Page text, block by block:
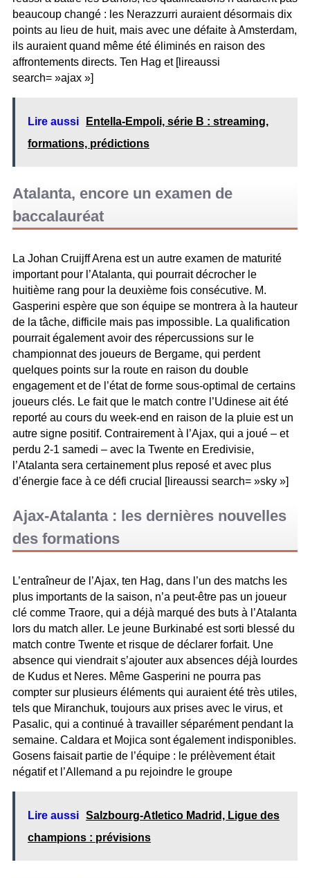
beaucoup changé : les Nerazzurri auraient désormais dix
points au lieu de huit, mais avec une défaite à Amsterdam,
ils auraient quand même été éliminés en raison des
affrontements directs. Ten Hag et [lireaussi
search= »ajax »]
Lire aussi
Entella-Empoli, série B : streaming,
formations, prédictions
Atalanta, encore un examen de
baccalauréat
La Johan Cruijff Arena est un autre examen de maturité
important pour l’Atalanta, qui pourrait décrocher le
huitième rang pour la deuxième fois consécutive. M.
Gasperini espère que son équipe se montrera à la hauteur
de la tâche, difficile mais pas impossible. La qualification
pourrait également avoir des répercussions sur le
championnat des joueurs de Bergame, qui perdent
quelques points sur la route en raison du double
engagement et de l’état de forme sous-optimal de certains
joueurs clés. Le fait que le match contre l’Udinese ait été
reporté au cours du week-end en raison de la pluie est un
autre signe positif. Contrairement à l’Ajax, qui a joué – et
perdu 2-1 samedi – avec la Twente en Eredivisie,
l’Atalanta sera certainement plus reposé et avec plus
d’énergie face à ce défi crucial [lireaussi search= »sky »]
Ajax-Atalanta : les dernières nouvelles
des formations
L’entraîneur de l’Ajax, ten Hag, dans l’un des matchs les
plus importants de la saison, n’a peut-être pas un joueur
clé comme Traore, qui a déjà marqué des buts à l’Atalanta
lors du match aller. Le jeune Burkinabé est sorti blessé du
match contre Twente et risque de déclarer forfait. Une
absence qui viendrait s’ajouter aux absences déjà lourdes
de Kudus et Neres. Même Gasperini ne pourra pas
compter sur plusieurs éléments qui auraient été très utiles,
tels que Miranchuk, toujours aux prises avec le virus, et
Pasalic, qui a continué à travailler séparément pendant la
semaine. Caldara et Mojica sont également indisponibles.
Gosens faisait partie de l’équipe : le prélèvement était
négatif et l’Allemand a pu rejoindre le groupe
Lire aussi Salzbourg-Atletico Madrid, Ligue des
champions : prévisions